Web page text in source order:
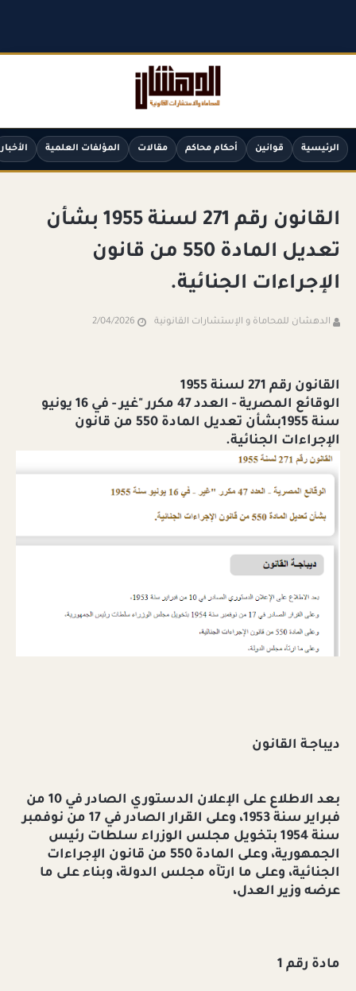
الرئيسية قوانين أحكام محاكم مقالات المؤلفات العلمية الأخبار
القانون رقم 271 لسنة 1955 بشأن
تعديل المادة 550 من قانون
الإجراءات الجنائية.
الدهشان للمحاماة و الإستشارات القانونية 2/04/2026
القانون رقم 271 لسنة 1955
الوقائع المصرية - العدد 47 مكرر "غير - في 16 يونيو
سنة 1955بشأن تعديل المادة 550 من قانون
الإجراءات الجنائية.
ديباجـة القانون
بعد الاطلاع على الإعلان الدستوري الصادر في 10 من
فبراير سنة 1953، وعلى القرار الصادر في 17 من نوفمبر
سنة 1954 بتخويل مجلس الوزراء سلطات رئيس
الجمهورية، وعلى المادة 550 من قانون الإجراءات
الجنائية، وعلى ما ارتآه مجلس الدولة، وبناء على ما
عرضه وزير العدل،
مادة رقم 1